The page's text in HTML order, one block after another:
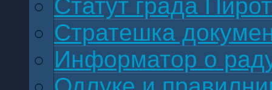
Статут града
Стратешка
Информатор о